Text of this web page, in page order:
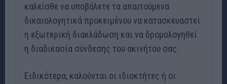
καλείσθε να υποβάλετε τα απαιτούμενα
δικαιολογητικά προκειμένου να κατασκευαστεί
η εξωτερική διακλάδωση και να δρομολογηθεί
η διαδικασία σύνδεσης του ακινήτου σας.
Ειδικότερα, καλούνται οι ιδιοκτήτες ή οι